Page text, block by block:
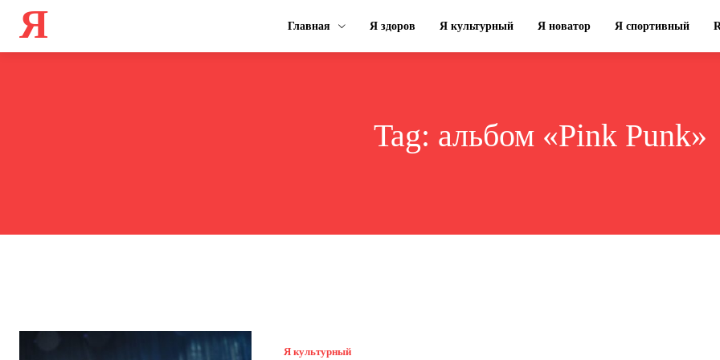
Я Главная Я здоров Я культурный Я новатор Я спортивный
Tag: альбом «Pink Punk»
Я культурный